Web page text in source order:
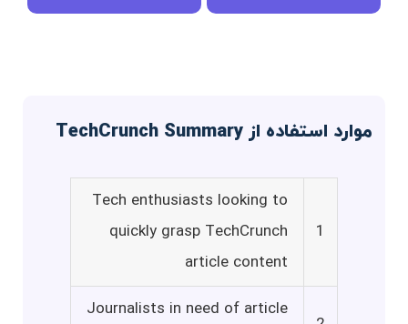
موارد استفاده از TechCrunch Summary
1
Tech enthusiasts looking to
quickly grasp TechCrunch
article content
Journalists in need of article